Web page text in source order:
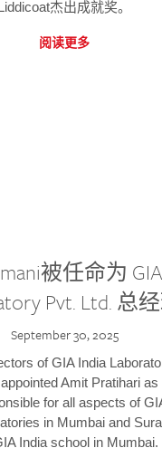
Liddicoat杰出成就奖。
阅读更多
被任命为
Pvt. Ltd. 总
September 30, 2025
of GIA India
Amit Pratihari
for all aspects of
in Mumbai and
India school in Mumbai.